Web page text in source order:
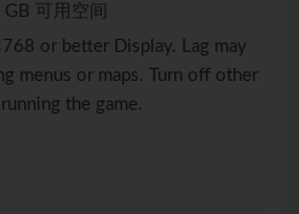
可用空间
or better Display. Lag may
menus or maps. Turn off other
the game.